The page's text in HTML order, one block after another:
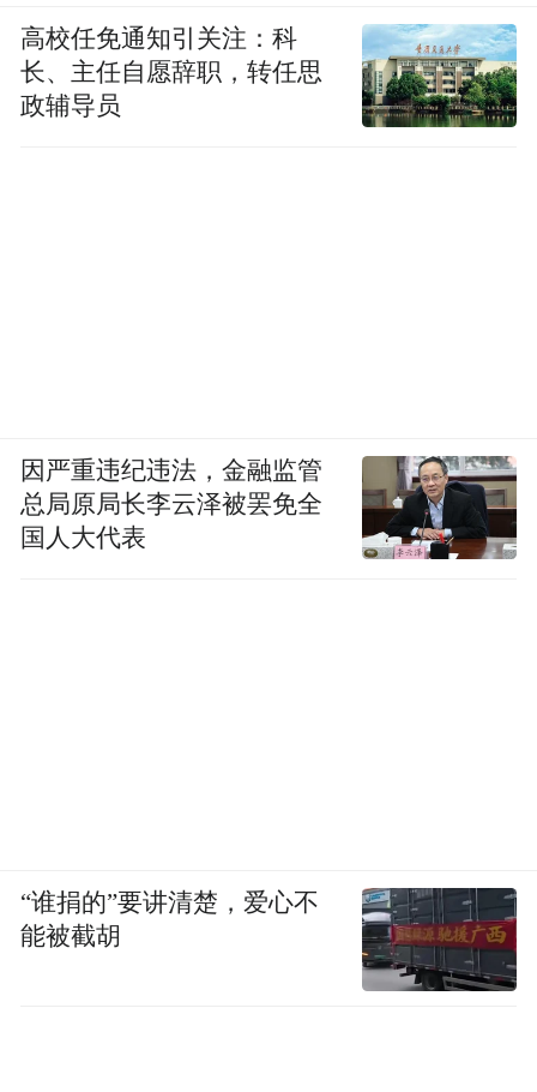
高校任免通知引关注：科
长、主任自愿辞职，转任思
政辅导员
因严重违纪违法，金融监管
总局原局长李云泽被罢免全
国人大代表
“谁捐的”要讲清楚，爱心不
能被截胡